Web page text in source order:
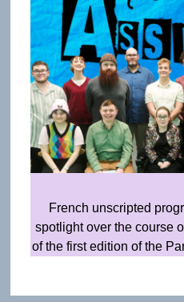
French unscripted
spotlight over the course
of the first edition of the